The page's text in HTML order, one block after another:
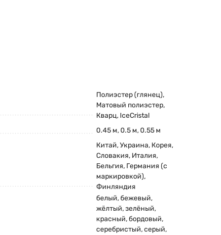
по производству
высокого качества и за счет
70% всей производимой продукции в
воздействию
кровли. Данная волна придаст Вашему
• Синий • Серебро • Бежевый • Кирпичный •
Полиэстер (глянец),
Матовый полиэстер,
Кварц, IceCristal
0.45 м, 0.5 м, 0.55 м
Китай, Украина, Корея,
Словакия, Италия,
Бельгия, Германия (с
маркировкой),
Финляндия
белый,бежевый,
жёлтый,зелёный,
красный,бордовый,
серебристый,серый,